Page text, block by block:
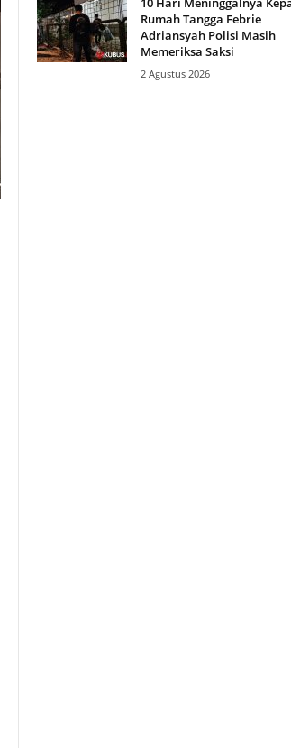
Rumah Tangga Febrie
Adriansyah Polisi Masih
Memeriksa Saksi
2 Agustus 2026